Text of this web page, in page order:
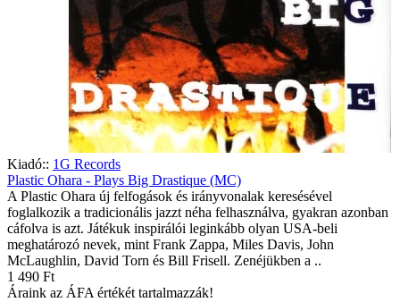
Kiadó:: 1G Records
Plastic Ohara - Plays Big Drastique (MC)
A Plastic Ohara új felfogások és irányvonalak keresésével
foglalkozik a tradicionális jazzt néha felhasználva, gyakran azonban
cáfolva is azt. Játékuk inspirálói leginkább olyan USA-beli
meghatározó nevek, mint Frank Zappa, Miles Davis, John
McLaughlin, David Torn és Bill Frisell. Zenéjükben a ..
1 490 Ft
Áraink az ÁFA értékét tartalmazzák!